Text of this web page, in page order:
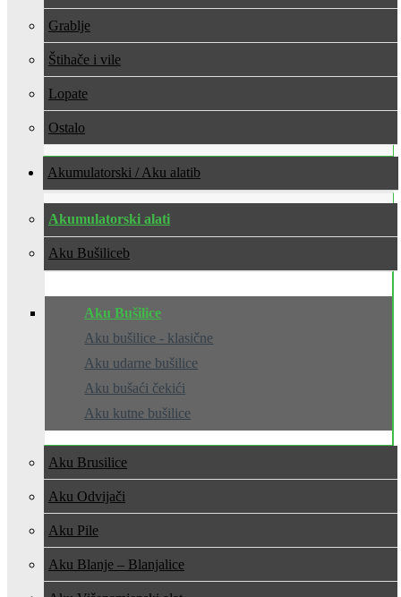
Grablje
Štihače i vile
Lopate
Ostalo
Akumulatorski / Aku alati
Akumulatorski alati
Aku Bušilice
Aku Bušilice
Aku bušilice - klasične
Aku udarne bušilice
Aku bušaći čekići
Aku kutne bušilice
Aku Brusilice
Aku Odvijači
Aku Pile
Aku Blanje – Blanjalice